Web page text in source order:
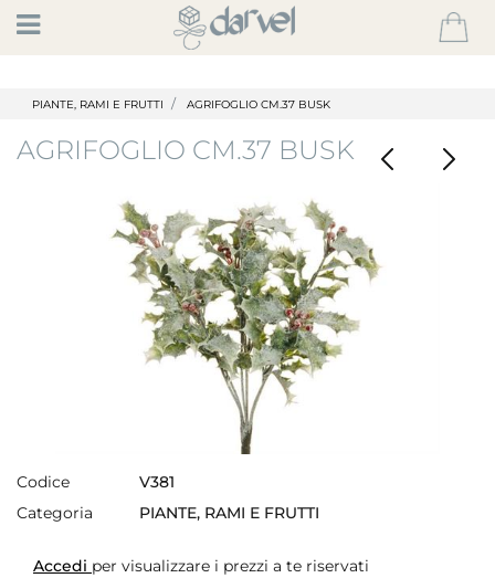
Open
PIANTE, RAMI E FRUTTI AGRIFOGLIO CM.37 BUSK
AGRIFOGLIO CM.37 BUSK
Codice
V381
Categoria
PIANTE, RAMI E FRUTTI
Accedi per visualizzare i prezzi a te riservati